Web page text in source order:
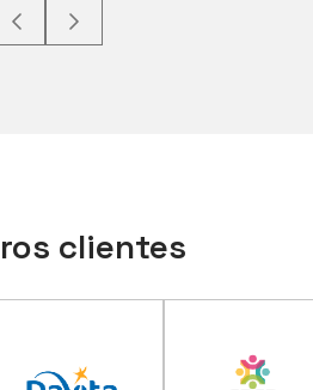
clientes